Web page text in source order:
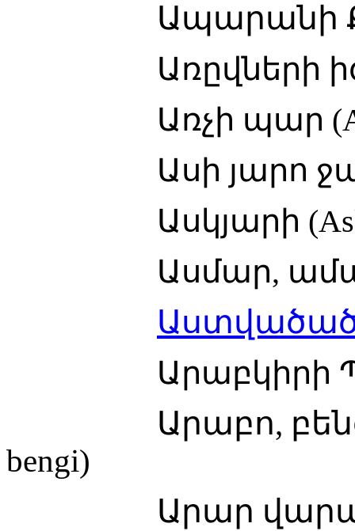
Ապարանի
Առըվների իզը
Առչի պար
Ասի յարո ջան
Ասկյարի
Ասմար, ամա՜ն
Արաբկիրի Պար
Արաբո,
bengi)
Արար վարար